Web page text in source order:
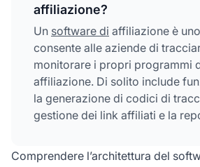
affiliazione?
Un software di affiliazione è
consente alle aziende di
monitorare i propri programmi
affiliazione. Di solito include
la generazione di codici di
gestione dei link affiliati e la
Comprendere l’architettura del